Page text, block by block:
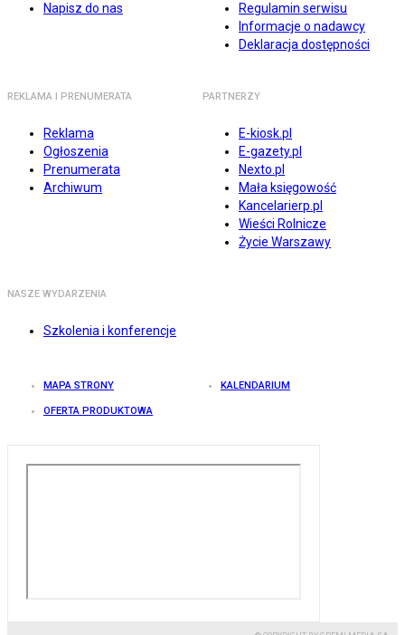
Napisz do nas
Regulamin serwisu
Informacje o nadawcy
Deklaracja dostępności
REKLAMA I PRENUMERATA
Reklama
Ogłoszenia
Prenumerata
Archiwum
PARTNERZY
E-kiosk.pl
E-gazety.pl
Nexto.pl
Mała księgowość
Kancelarierp.pl
Wieści Rolnicze
Życie Warszawy
NASZE WYDARZENIA
Szkolenia i konferencje
MAPA STRONY KALENDARIUM
OFERTA PRODUKTOWA